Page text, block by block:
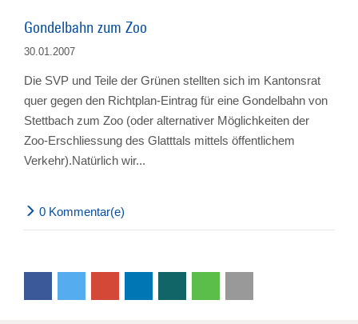
Gondelbahn zum Zoo
30.01.2007
Die SVP und Teile der Grünen stellten sich im Kantonsrat
quer gegen den Richtplan-Eintrag für eine Gondelbahn von
Stettbach zum Zoo (oder alternativer Möglichkeiten der
Zoo-Erschliessung des Glatttals mittels öffentlichem
Verkehr).Natürlich wir...
0 Kommentar(e)